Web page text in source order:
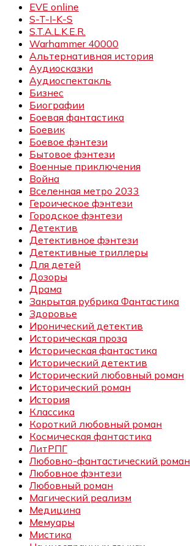
EVE online
S-T-I-K-S
S.T.A.L.K.E.R.
Warhammer 40000
Альтернативная история
Аудиосказки
Аудиоспектакль
Бизнес
Биографии
Боевая фантастика
Боевик
Боевое фэнтези
Бытовое фэнтези
Военные приключения
Война
Вселенная метро 2033
Героическое фэнтези
Городское фэнтези
Детектив
Детективное фэнтези
Детективные триллеры
Для детей
Дозоры
Драма
Закрытая рубрика Фантастика
Здоровье
Иронический детектив
Историческая проза
Историческая фантастика
Исторический детектив
Исторический любовный роман
Исторический роман
История
Классика
Короткий любовный роман
Космическая фантастика
ЛитРПГ
Любовно-фантастический роман
Любовное фэнтези
Любовный роман
Магический реализм
Медицина
Мемуары
Мистика